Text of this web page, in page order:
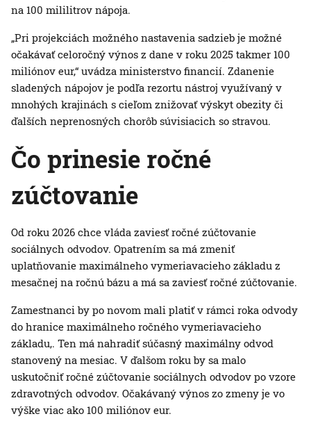
na 100 mililitrov nápoja.
„Pri projekciách možného nastavenia sadzieb je možné
očakávať celoročný výnos z dane v roku 2025 takmer 100
miliónov eur,“ uvádza ministerstvo financií. Zdanenie
sladených nápojov je podľa rezortu nástroj využívaný v
mnohých krajinách s cieľom znižovať výskyt obezity či
ďalších neprenosných chorôb súvisiacich so stravou.
Čo prinesie ročné
zúčtovanie
Od roku 2026 chce vláda zaviesť ročné zúčtovanie
sociálnych odvodov. Opatrením sa má zmeniť
uplatňovanie maximálneho vymeriavacieho základu z
mesačnej na ročnú bázu a má sa zaviesť ročné zúčtovanie.
Zamestnanci by po novom mali platiť v rámci roka odvody
do hranice maximálneho ročného vymeriavacieho
základu,. Ten má nahradiť súčasný maximálny odvod
stanovený na mesiac. V ďalšom roku by sa malo
uskutočniť ročné zúčtovanie sociálnych odvodov po vzore
zdravotných odvodov. Očakávaný výnos zo zmeny je vo
výške viac ako 100 miliónov eur.